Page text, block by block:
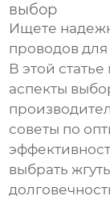
выбор
Ищете
проводов
В этой
аспекты
советы по
выбрать